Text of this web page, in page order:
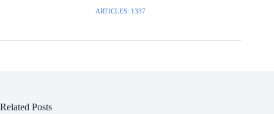
ARTICLES: 1337
Related Posts